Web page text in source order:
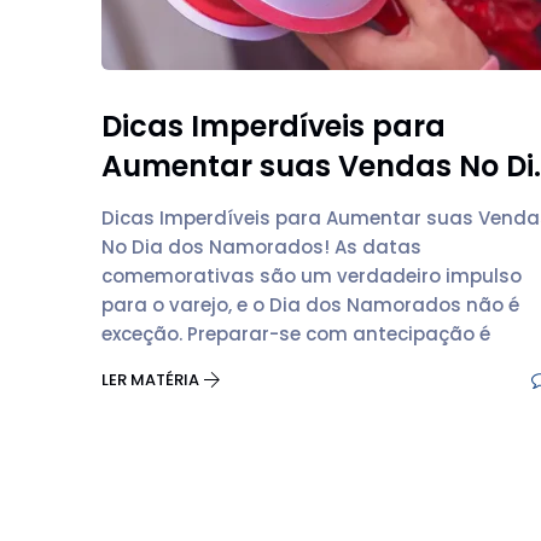
Dicas Imperdíveis para
Aumentar suas Vendas No
Dicas Imperdíveis para Aumentar suas
No Dia dos Namorados! As datas
comemorativas são um verdadeiro impulso
para o varejo, e o Dia dos Namorados não é
exceção. Preparar-se com antecipação é
LER MATÉRIA